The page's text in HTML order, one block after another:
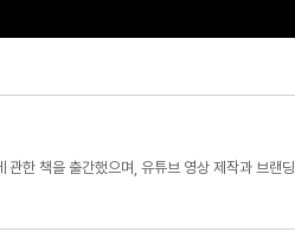
한 책을 출간했으며, 유튜브 영상 제작과 브랜딩,